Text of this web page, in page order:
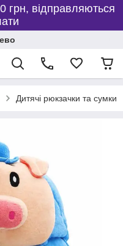
грн, відправляються
Дитячі рюкзачки та сумки